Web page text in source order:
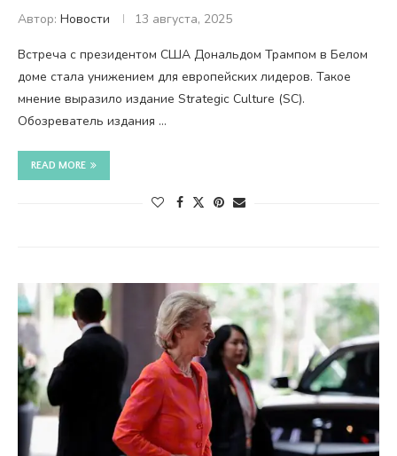
Автор: Новости 13 августа, 2025
Встреча с президентом США Дональдом Трампом в Белом
доме стала унижением для европейских лидеров. Такое
мнение выразило издание Strategic Culture (SC).
Обозреватель издания …
READ MORE